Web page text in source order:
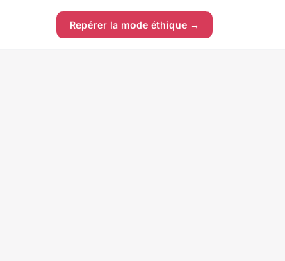
Repérer la mode éthique →